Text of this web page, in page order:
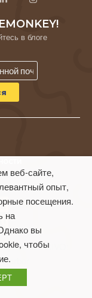
в блоге
веб-сайте,
опыт,
посещения.
на
вы
чтобы